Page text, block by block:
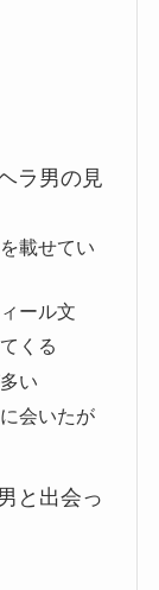
ラ男の見
載せてい
ール文
くる
い
会いたが
と出会っ